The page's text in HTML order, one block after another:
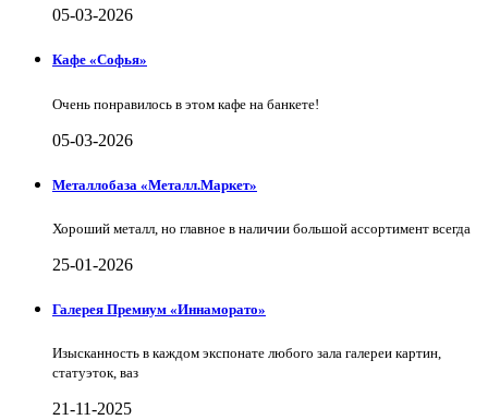
05-03-2026
Кафе «Софья»
Очень понравилось в этом кафе на банкете!
05-03-2026
Металлобаза «Металл.Маркет»
Хороший металл, но главное в наличии большой ассортимент всегда
25-01-2026
Галерея Премиум «Иннаморато»
Изысканность в каждом экспонате любого зала галереи картин,
статуэток, ваз
21-11-2025